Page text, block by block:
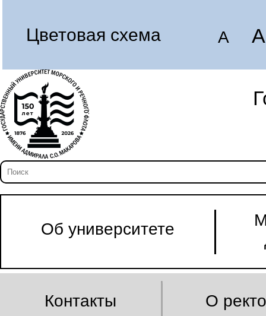
Цветовая схема A A
Об университете
Контакты О